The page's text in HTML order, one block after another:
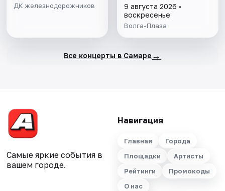
ДК железнодорожников
9 августа 2026 •
воскресенье
Волга-Плаза
Все концерты в Самаре →
Самые яркие события в
вашем городе.
Навигация
Главная
Города
Площадки
Артисты
Рейтинги
Промокоды
О нас